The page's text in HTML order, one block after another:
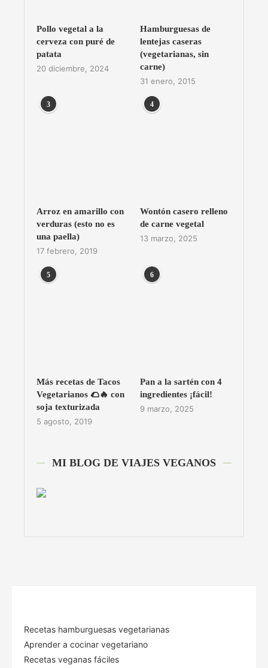
Pollo vegetal a la
cerveza con puré de
patata
20 diciembre, 2024
Hamburguesas de
lentejas caseras
(vegetarianas, sin
carne)
31 enero, 2015
3
Arroz en amarillo con
verduras (esto no es
una paella)
17 febrero, 2019
4
Wontón casero relleno
de carne vegetal
13 marzo, 2025
5
Más recetas de Tacos
Vegetarianos 🌮🔥 con
soja texturizada
5 agosto, 2019
6
Pan a la sartén con 4
ingredientes ¡fácil!
9 marzo, 2025
MI BLOG DE VIAJES VEGANOS
Recetas hamburguesas vegetarianas
Aprender a cocinar vegetariano
Recetas veganas fáciles